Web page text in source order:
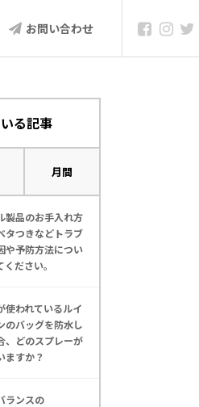
お問い合わせ
る記事
月間
製品のお手入れ方
タつきなどトラブ
や予防方法につい
ださい。
使われているルイ
のバッグを防水し
、どのスプレーが
ますか？
ランスの